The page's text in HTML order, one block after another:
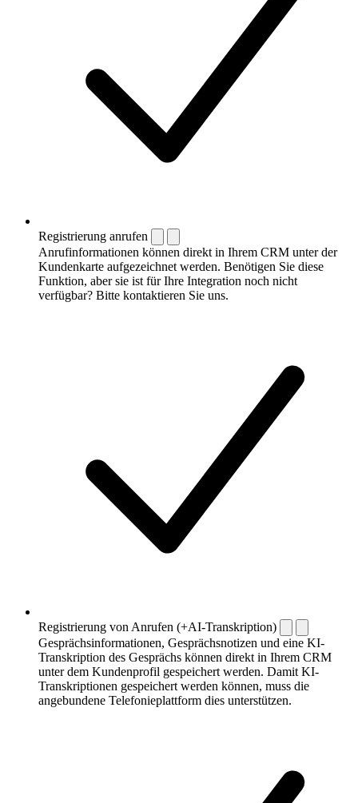
Registrierung anrufen
Anrufinformationen können direkt in Ihrem CRM unter der
Kundenkarte aufgezeichnet werden. Benötigen Sie diese
Funktion, aber sie ist für Ihre Integration noch nicht
verfügbar? Bitte kontaktieren Sie uns.
Registrierung von Anrufen (+AI-Transkription)
Gesprächsinformationen, Gesprächsnotizen und eine KI-
Transkription des Gesprächs können direkt in Ihrem CRM
unter dem Kundenprofil gespeichert werden. Damit KI-
Transkriptionen gespeichert werden können, muss die
angebundene Telefonieplattform dies unterstützen.